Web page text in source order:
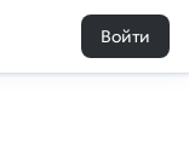
Войти
0 0